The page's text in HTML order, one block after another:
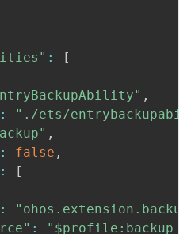
:
[
,
:
"./ets/
,
: false ,
:
[
:
: